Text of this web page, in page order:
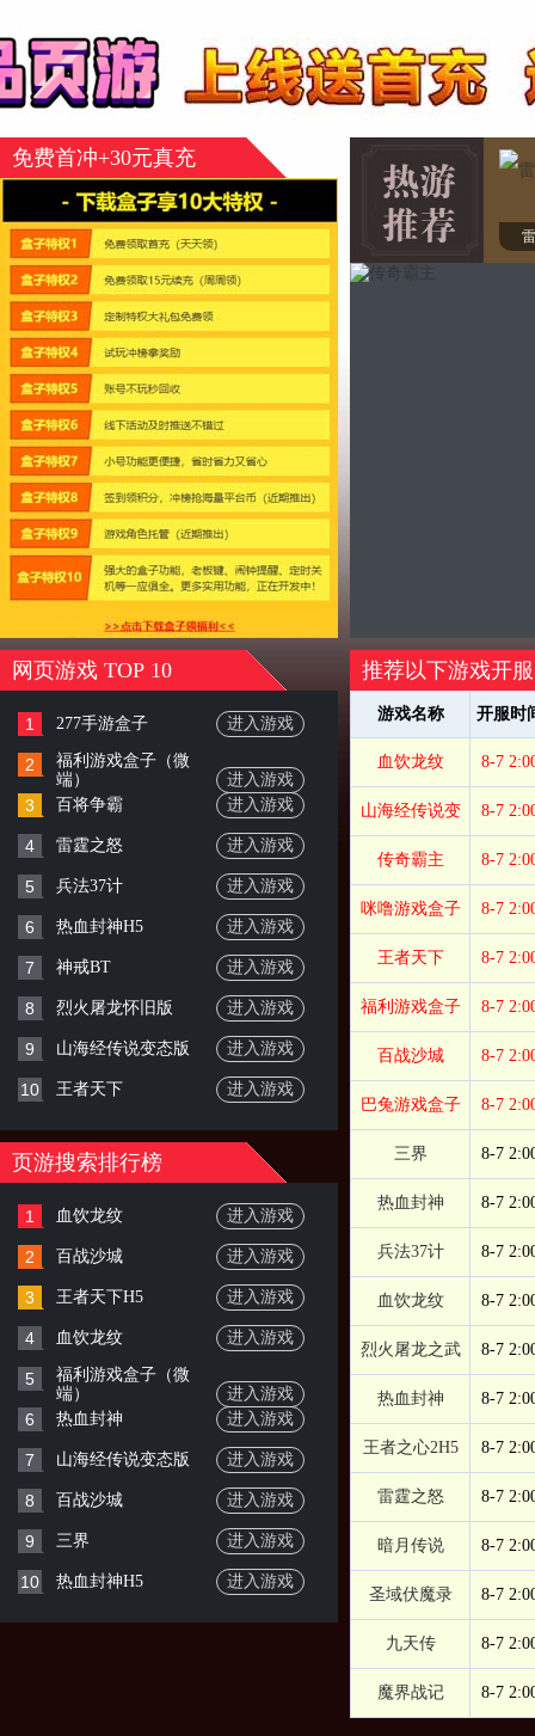
免费首冲+30元真充
网页游戏 TOP 10
1 277手游盒子 进入游戏
2
福利游戏盒子（微
端）
进入游戏
3 百将争霸 进入游戏
4 雷霆之怒 进入游戏
5 兵法37计 进入游戏
6 热血封神H5 进入游戏
7 神戒BT 进入游戏
8 烈火屠龙怀旧版 进入游戏
9 山海经传说变态版 进入游戏
10 王者天下 进入游戏
页游搜索排行榜
1 血饮龙纹 进入游戏
2 百战沙城 进入游戏
3 王者天下H5 进入游戏
4 血饮龙纹 进入游戏
5
福利游戏盒子（微
端）
进入游戏
6 热血封神 进入游戏
7 山海经传说变态版 进入游戏
8 百战沙城 进入游戏
9 三界 进入游戏
10 热血封神H5 进入游戏
推荐以下游戏开服
游戏名称 开服时
血饮龙纹 8-7
山海经传说变 8-7
传奇霸主 8-7
咪噜游戏盒子 8-7
王者天下 8-7
福利游戏盒子 8-7
百战沙城 8-7
巴兔游戏盒子 8-7
三界 8-7
热血封神 8-7
兵法37计 8-7
血饮龙纹 8-7
烈火屠龙之武 8-7
热血封神 8-7
王者之心2H5 8-7
雷霆之怒 8-7
暗月传说 8-7
圣域伏魔录 8-7
九天传 8-7
魔界战记 8-7